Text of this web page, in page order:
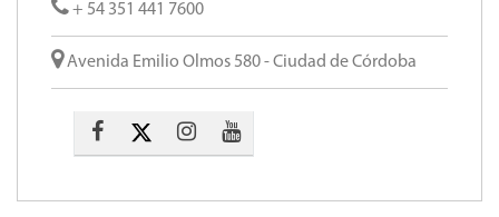
+ 54 351 441 7600
Avenida Emilio Olmos 580 - Ciudad de Córdoba